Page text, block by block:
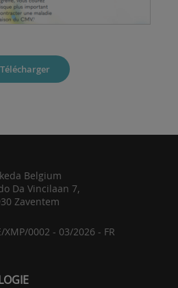
Télécharger
Belgium
Da Vincilaan 7,
Zaventem
XMP/0002 - 03/2026 - FR